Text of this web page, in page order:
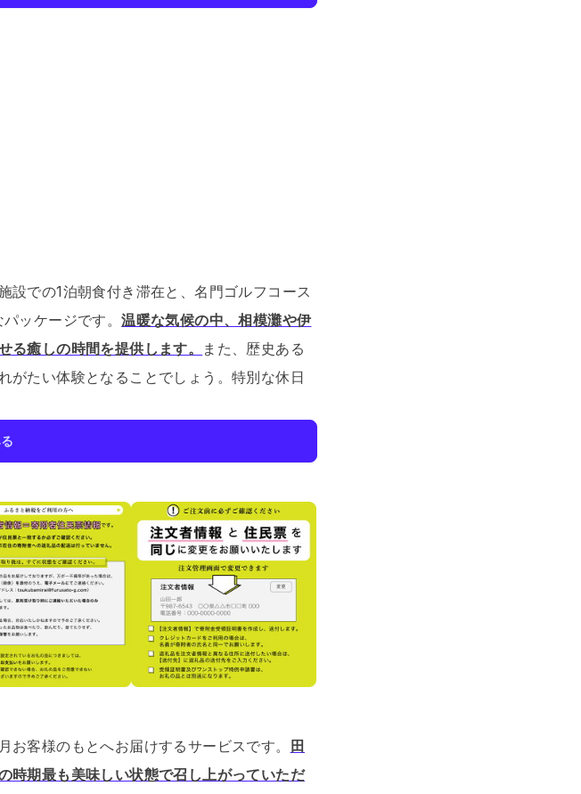
設での1泊朝食付き滞在と、名門ゴルフコース
ッケージです。温暖な気候の中、相模灘や伊
癒しの時間を提供します。
また、歴史ある
たい体験となることでしょう。 特別な休日
客様のもとへお届けするサービスです。
田
時期最も美味しい状態で召し上がっていただ